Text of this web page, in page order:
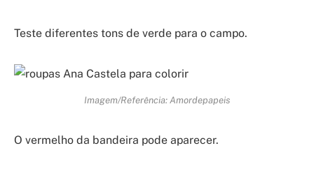
Teste diferentes tons de verde para o campo.
Imagem/Referência: Amordepapeis
O vermelho da bandeira pode aparecer.